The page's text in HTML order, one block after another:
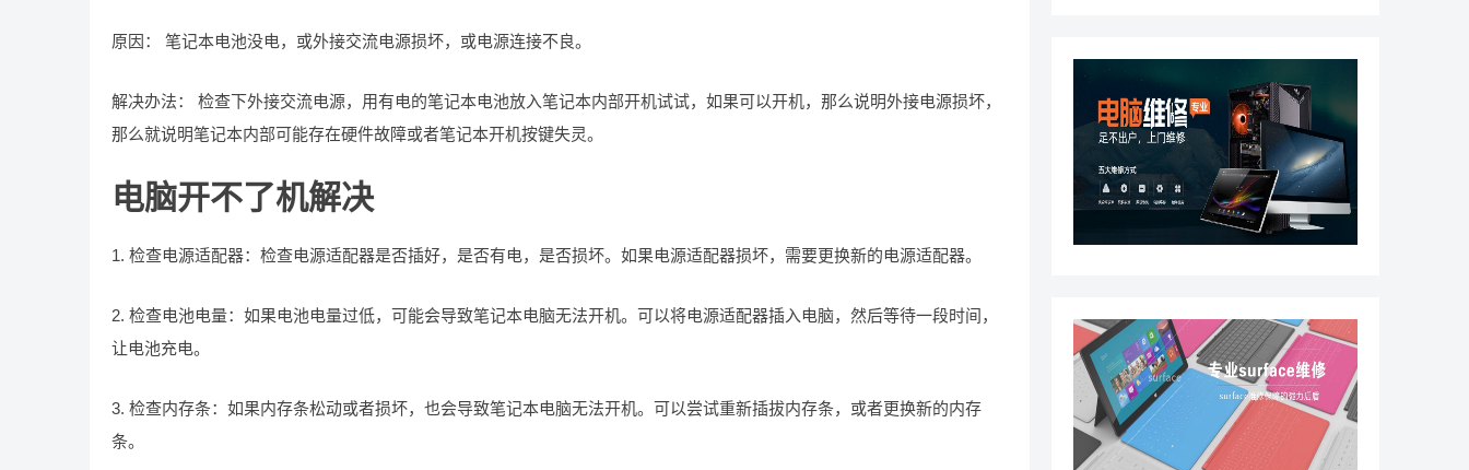
原因： 笔记本电池没电，或外接交流电源损坏，或电源连接不良。
解决办法： 检查下外接交流电源，用有电的笔记本电池放入笔记本内部开机试试，如果可以开机，那么说明外接电源损坏，
那么就说明笔记本内部可能存在硬件故障或者笔记本开机按键失灵。
电脑开不了机解决
1. 检查电源适配器：检查电源适配器是否插好，是否有电，是否损坏。如果电源适配器损坏，需要更换新的电源适配器。
2. 检查电池电量：如果电池电量过低，可能会导致笔记本电脑无法开机。可以将电源适配器插入电脑，然后等待一段时间，
让电池充电。
3. 检查内存条：如果内存条松动或者损坏，也会导致笔记本电脑无法开机。可以尝试重新插拔内存条，或者更换新的内存
条。